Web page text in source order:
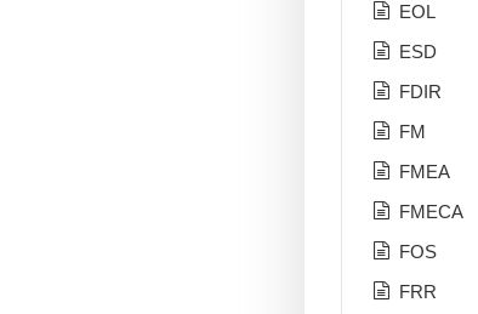
EOL
ESD
FDIR
FM
FMEA
FMECA
FOS
FRR